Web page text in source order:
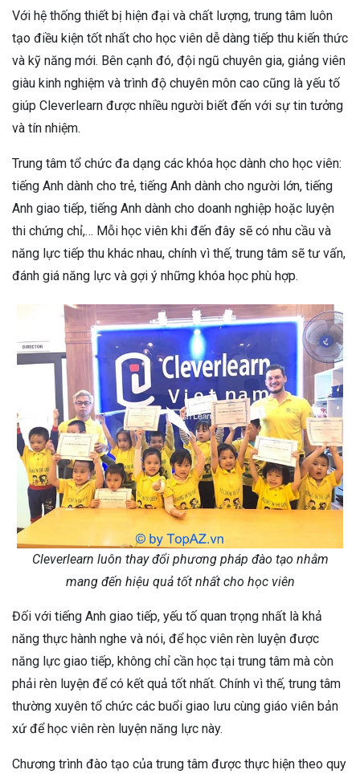
Với hệ thống thiết bị hiện đại và chất lượng, trung tâm luôn
tạo điều kiện tốt nhất cho học viên dễ dàng tiếp thu kiến thức
và kỹ năng mới. Bên cạnh đó, đội ngũ chuyên gia, giảng viên
giàu kinh nghiệm và trình độ chuyên môn cao cũng là yếu tố
giúp Cleverlearn được nhiều người biết đến với sự tin tưởng
và tín nhiệm.
Trung tâm tổ chức đa dạng các khóa học dành cho học viên:
tiếng Anh dành cho trẻ, tiếng Anh dành cho người lớn, tiếng
Anh giao tiếp, tiếng Anh dành cho doanh nghiệp hoặc luyện
thi chứng chỉ,… Mỗi học viên khi đến đây sẽ có nhu cầu và
năng lực tiếp thu khác nhau, chính vì thế, trung tâm sẽ tư vấn,
đánh giá năng lực và gợi ý những khóa học phù hợp.
Cleverlearn luôn thay đổi phương pháp đào tạo nhằm
mang đến hiệu quả tốt nhất cho học viên
Đối với tiếng Anh giao tiếp, yếu tố quan trọng nhất là khả
năng thực hành nghe và nói, để học viên rèn luyện được
năng lực giao tiếp, không chỉ cần học tại trung tâm mà còn
phải rèn luyện để có kết quả tốt nhất. Chính vì thế, trung tâm
thường xuyên tổ chức các buổi giao lưu cùng giáo viên bản
xứ để học viên rèn luyện năng lực này.
Chương trình đào tạo của trung tâm được thực hiện theo quy